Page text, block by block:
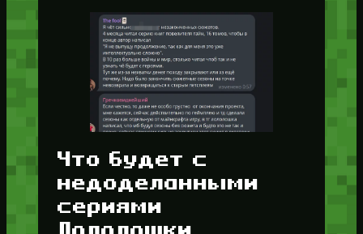
Что будет с
недоделанными
сериями
Лололошки